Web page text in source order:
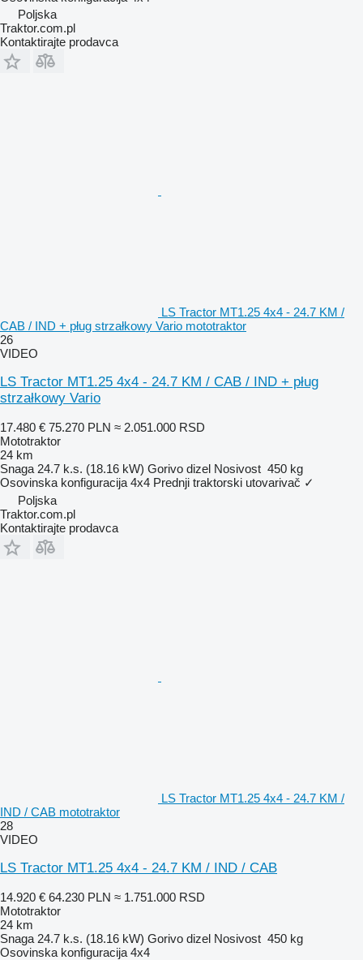
Poljska
Traktor.com.pl
Kontaktirajte prodavca
LS Tractor MT1.25 4x4 - 24.7 KM /
CAB / IND + pług strzałkowy Vario mototraktor
26
VIDEO
LS Tractor MT1.25 4x4 - 24.7 KM / CAB / IND + pług
strzałkowy Vario
17.480 € 75.270 PLN ≈ 2.051.000 RSD
Mototraktor
24 km
Snaga 24.7 k.s. (18.16 kW) Gorivo dizel Nosivost 450 kg
Osovinska konfiguracija 4x4 Prednji traktorski utovarivač ✓
Poljska
Traktor.com.pl
Kontaktirajte prodavca
LS Tractor MT1.25 4x4 - 24.7 KM /
IND / CAB mototraktor
28
VIDEO
LS Tractor MT1.25 4x4 - 24.7 KM / IND / CAB
14.920 € 64.230 PLN ≈ 1.751.000 RSD
Mototraktor
24 km
Snaga 24.7 k.s. (18.16 kW) Gorivo dizel Nosivost 450 kg
Osovinska konfiguracija 4x4